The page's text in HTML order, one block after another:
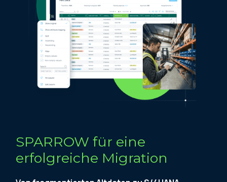
SPARROW für eine
erfolgreiche Migration